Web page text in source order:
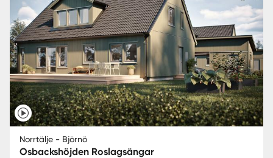
Norrtälje - Björnö
Osbackshöjden Roslagsängar